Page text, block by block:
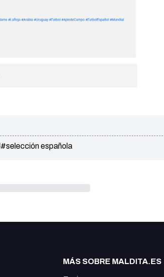
#selección española
MÁS SOBRE MALDITA.ES